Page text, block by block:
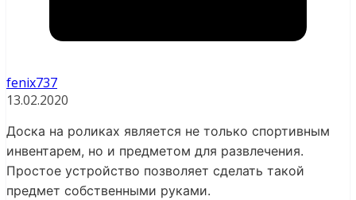
fenix737
13.02.2020
Доска на роликах является не только спортивным
инвентарем, но и предметом для развлечения.
Простое устройство позволяет сделать такой
предмет собственными руками.